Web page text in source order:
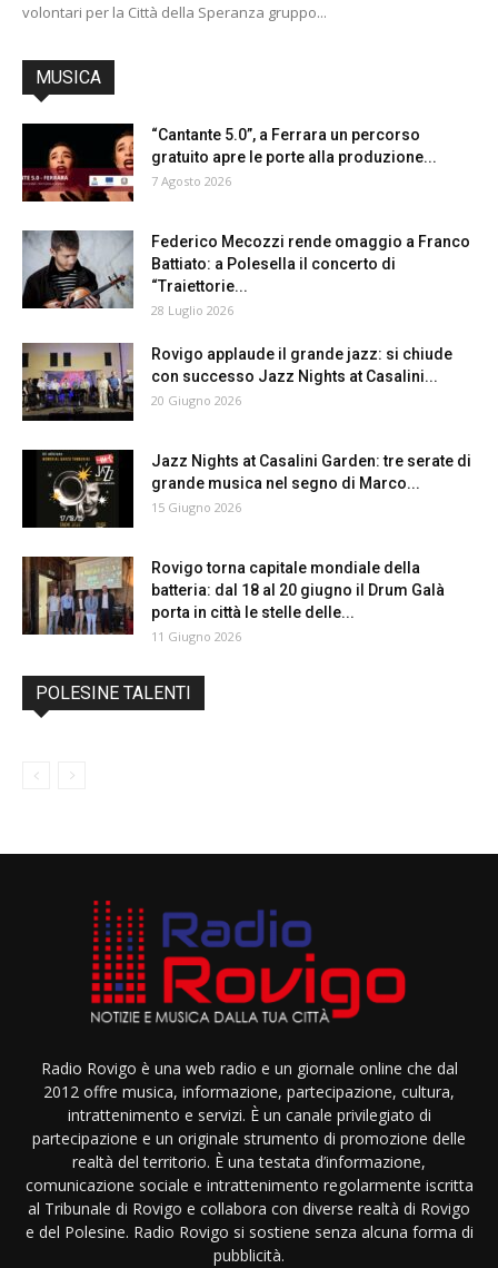
volontari per la Città della Speranza gruppo...
MUSICA
“Cantante 5.0”, a Ferrara un percorso
gratuito apre le porte alla produzione...
7 Agosto 2026
Federico Mecozzi rende omaggio a Franco
Battiato: a Polesella il concerto di
“Traiettorie...
28 Luglio 2026
Rovigo applaude il grande jazz: si chiude
con successo Jazz Nights at Casalini...
20 Giugno 2026
Jazz Nights at Casalini Garden: tre serate di
grande musica nel segno di Marco...
15 Giugno 2026
Rovigo torna capitale mondiale della
batteria: dal 18 al 20 giugno il Drum Galà
porta in città le stelle delle...
11 Giugno 2026
POLESINE TALENTI
Radio Rovigo è una web radio e un giornale online che dal
2012 offre musica, informazione, partecipazione, cultura,
intrattenimento e servizi. È un canale privilegiato di
partecipazione e un originale strumento di promozione delle
realtà del territorio. È una testata d’informazione,
comunicazione sociale e intrattenimento regolarmente iscritta
al Tribunale di Rovigo e collabora con diverse realtà di Rovigo
e del Polesine. Radio Rovigo si sostiene senza alcuna forma di
pubblicità.